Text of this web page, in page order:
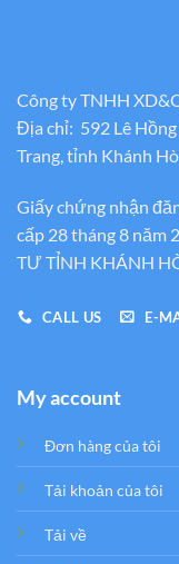
Công ty TNHH
Địa chỉ: 592 Lê
Trang, tỉnh Khánh
Giấy chứng nhận
cấp 28 tháng 8 năm
TƯ TỈNH KHÁNH
CALL US E-
My account
Đơn hàng của tôi
Tải khoản của tôi
Tải về